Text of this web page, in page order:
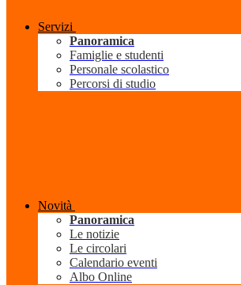
Servizi
Panoramica
Famiglie e studenti
Personale scolastico
Percorsi di studio
Novità
Panoramica
Le notizie
Le circolari
Calendario eventi
Albo Online